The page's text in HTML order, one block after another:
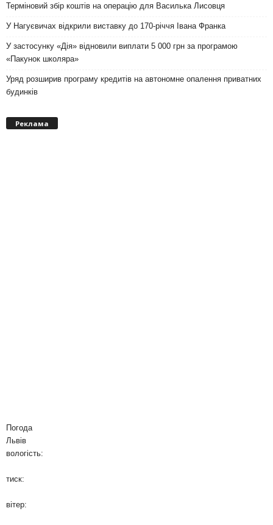
Терміновий збір коштів на операцію для Василька Лисовця
У Нагуєвичах відкрили виставку до 170-річчя Івана Франка
У застосунку «Дія» відновили виплати 5 000 грн за програмою
«Пакунок школяра»
Уряд розширив програму кредитів на автономне опалення приватних
будинків
Реклама
Погода
Львів
вологість:
тиск:
вітер: